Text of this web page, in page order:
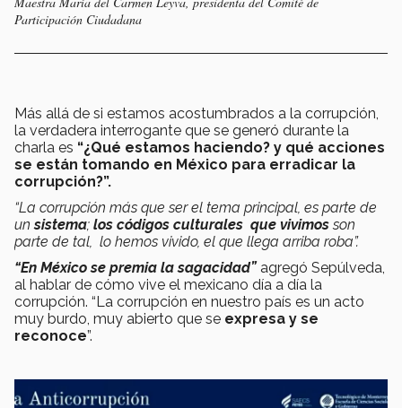
Participación Ciudadana
Más allá de si estamos acostumbrados a la corrupción,
la verdadera interrogante que se generó durante la
charla es “¿Qué estamos haciendo? y qué acciones
se están tomando en México para erradicar la
corrupción?”.
“La corrupción más que ser el tema principal, es parte de
unsistema; los códigos culturales que vivimosson
parte de tal, lo hemos vivido, el que llega arriba roba”.
“En México se premia la sagacidad” agregó Sepúlveda,
al hablar de cómo vive el mexicano día a día la
corrupción. “La corrupción en nuestro país es un acto
muy burdo, muy abierto que se expresa y se
reconoce”.